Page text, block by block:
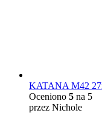
KATANA M42
Oceniono 5 na 5
przez Nichole